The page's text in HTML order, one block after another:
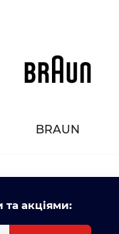
BRAUN
та акціями: